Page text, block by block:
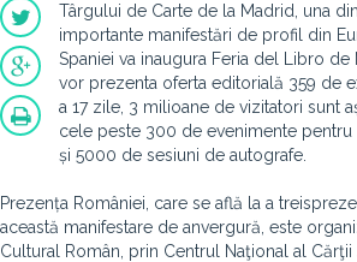
Târgului de Carte de la Madrid, una
importante manifestări de profil din
Spaniei va inaugura Feria del Libro de
vor prezenta oferta editorială 359 de
a 17 zile, 3 milioane de vizitatori sunt
cele peste 300 de evenimente
și 5000 de sesiuni de autografe.
Prezența României, care se află la a
această manifestare de anvergură, este
Cultural Român, prin Centrul Naţional al